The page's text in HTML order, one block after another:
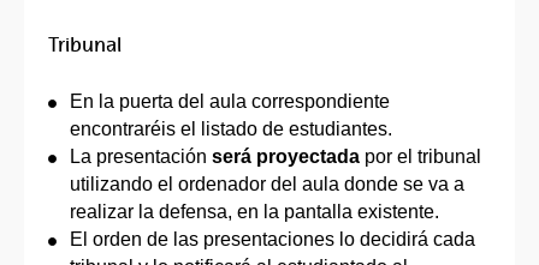
Tribunal
En la puerta del aula correspondiente
encontraréis el listado de estudiantes.
La presentación será proyectada por el tribunal
utilizando el ordenador del aula donde se va a
realizar la defensa, en la pantalla existente.
El orden de las presentaciones lo decidirá cada